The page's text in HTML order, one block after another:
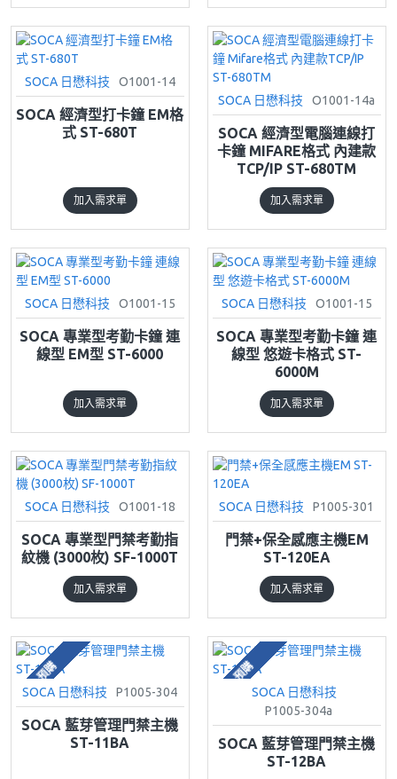
SOCA 日懋科技 O1001-14
SOCA 經濟型打卡鐘 EM格
式 ST-680T
加入需求單
SOCA 日懋科技 O1001-14a
SOCA 經濟型電腦連線打
卡鐘 MIFARE格式 內建款
TCP/IP ST-680TM
加入需求單
SOCA 日懋科技 O1001-15
SOCA 專業型考勤卡鐘 連
線型 EM型 ST-6000
加入需求單
SOCA 日懋科技 O1001-15
SOCA 專業型考勤卡鐘 連
線型 悠遊卡格式 ST-
6000M
加入需求單
SOCA 日懋科技 O1001-18
SOCA 專業型門禁考勤指
紋機 (3000枚) SF-1000T
加入需求單
SOCA 日懋科技 P1005-301
門禁+保全感應主機EM
ST-120EA
加入需求單
預購
SOCA 日懋科技 P1005-304
SOCA 藍芽管理門禁主機
ST-11BA
預購
SOCA 日懋科技
P1005-304a
SOCA 藍芽管理門禁主機
ST-12BA